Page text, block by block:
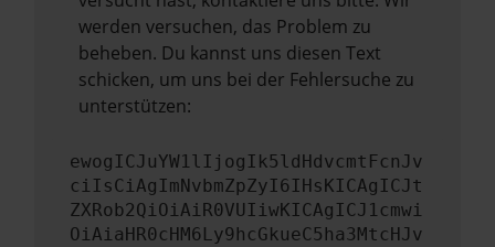
werden versuchen, das Problem zu
beheben. Du kannst uns diesen Text
schicken, um uns bei der Fehlersuche zu
unterstützen:
ewogICJuYW1lIjogIk5ldHdvcmtFcnJv
ciIsCiAgImNvbmZpZyI6IHsKICAgICJt
ZXRob2QiOiAiR0VUIiwKICAgICJ1cmwi
OiAiaHR0cHM6Ly9hcGkueC5ha3MtcHJv